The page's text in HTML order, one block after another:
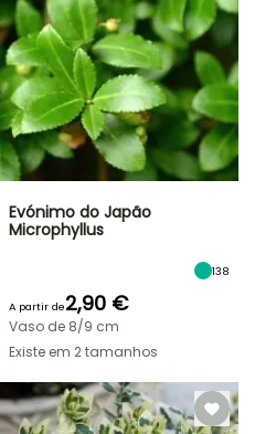
Evónimo do Japão
Microphyllus
138
A partir de2,90 €
Vaso de 8/9 cm
Existe em 2 tamanhos